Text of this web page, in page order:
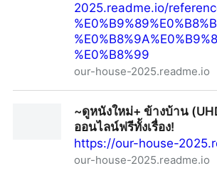
2025.readme.io/
%E0%B8%99
our-house-2025.readme.io
~ดูหนังใหม่+ ข้างบ้าน
ออนไลน์ฟรีทั้งเรื่อง!
https://our-house-
our-house-2025.readme.io